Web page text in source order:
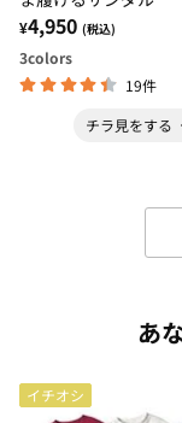
¥4,950 (税込)
3colors
19件
チラ見をする
あ
イチオシ